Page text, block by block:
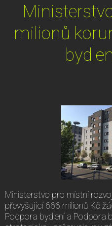
milionů
Ministerstvo pro místní
převyšující 666 milionů Kč
Podpora bydlení a Podpora